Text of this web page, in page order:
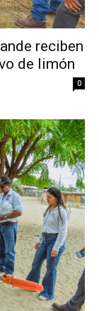
reciben
de limón
0